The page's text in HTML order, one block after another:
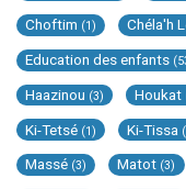
Choftim (1) Chéla'h
Education des enfants
Haazinou (3) Houkat
Ki-Tetsé (1) Ki-Tissa
Massé (3) Matot (3)